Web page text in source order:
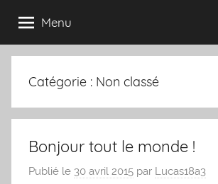
Menu
Catégorie : Non classé
Bonjour tout le monde !
Publié le 30 avril 2015 par Lucas18a3